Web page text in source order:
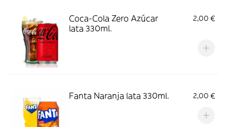
Coca-Cola Zero Azúcar
lata 330ml.
2,00 €
Fanta Naranja lata 330ml. 2,00 €